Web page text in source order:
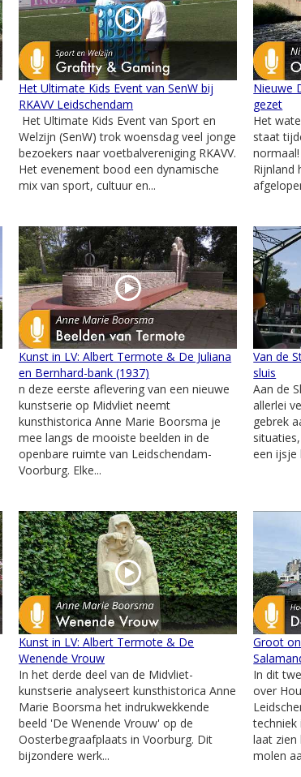
Het Ultimate Kids Event van SenW bij
RKAVV Leidschendam
Het Ultimate Kids Event van Sport en
Welzijn (SenW) trok woensdag veel jonge
bezoekers naar voetbalvereniging RKAVV.
Het evenement bood een dynamische
mix van sport, cultuur en...
Nieuwe
gezet
Het
staat
Rijnland
Kunst in LV: Albert Termote & De Juliana
en Bernhard-bank (1937)
n deze eerste aflevering van een nieuwe
kunstserie op Midvliet neemt
kunsthistorica Anne Marie Boorsma je
mee langs de mooiste beelden in de
openbare ruimte van Leidschendam-
Voorburg. Elke...
Van de
sluis
Aan de
allerlei
gebrek
een ijsje
Kunst in LV: Albert Termote & De
Wenende Vrouw
In het derde deel van de Midvliet-
kunstserie analyseert kunsthistorica Anne
Marie Boorsma het indrukwekkende
beeld 'De Wenende Vrouw' op de
Oosterbegraafplaats in Voorburg. Dit
bijzondere werk...
Groot
In dit
over
techniek
laat zien
molen